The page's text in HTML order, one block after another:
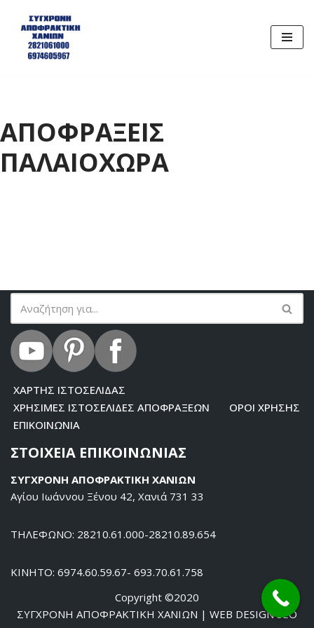
Μεταπηδήστε
στο
ΑΠΟΦΡΑΞΕΙΣ
ΠΑΛΑΙΟΧΩΡΑ
ΧΑΡΤΗΣ ΙΣΤΟΣΕΛΙΔΑΣ
ΧΡΗΣΙΜΕΣ ΙΣΤΟΣΕΛΙΔΕΣ ΑΠΟΦΡΑΞΕΩΝ
ΟΡΟΙ ΧΡΗΣΗΣ
ΕΠΙΚΟΙΝΩΝΙΑ
ΣΤΟΙΧΕΙΑ ΕΠΙΚΟΙΝΩΝΙΑΣ
ΣΥΓΧΡΟΝΗ ΑΠΟΦΡΑΚΤΙΚΗ ΧΑΝΙΩΝ
Αγίου Ιωάννου Ξένου 42, Χανιά 731 33
ΤΗΛΕΦΩΝΟ: 28210.61.000-28210.89.654
ΚΙΝΗΤΟ: 6974.60.59.67- 693.70.61.758
Copyright ©2020
ΣΥΓΧΡΟΝΗ ΑΠΟΦΡΑΚΤΙΚΗ ΧΑΝΙΩΝ | WEB DESIGN SEO